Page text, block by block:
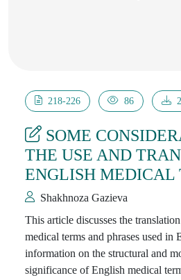
218-226 86
SOME
THE USE AND
ENGLISH MEDICAL
Shakhnoza Gazieva
This article discusses the
medical terms and phrases used in
information on the structural and
significance of English medical